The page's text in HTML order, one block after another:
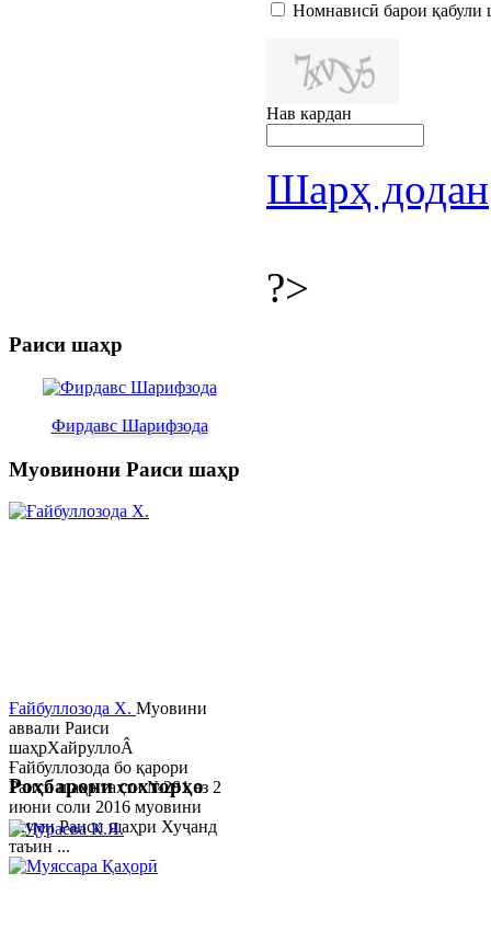
Номнависӣ барои қабули
Нав кардан
Шарҳ додан
?>
Раиси шаҳр
Фирдавс Шарифзода
Муовинони Раиси шаҳр
Ғайбуллозода Х. Муовини
аввали Раиси
шаҳрХайруллоÂ
Ғайбуллозода бо қарори
Раиси шаҳр таҳти №281 аз 2
июни соли 2016 муовини
якуми Раиси шаҳри Хуҷанд
таъин ...
Роҳбарони сохторҳо